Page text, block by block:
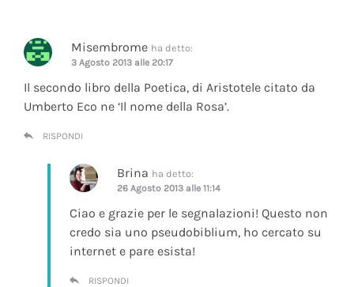
Misembrome ha detto:
3 Agosto 2013 alle 20:17
Il secondo libro della Poetica, di Aristotele citato da
Umberto Eco ne ‘Il nome della Rosa’.
RISPONDI
Brina ha detto:
26 Agosto 2013 alle 11:14
Ciao e grazie per le segnalazioni! Questo non
credo sia uno pseudobiblium, ho cercato su
internet e pare esista!
RISPONDI